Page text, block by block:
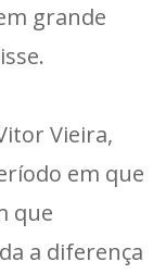
grande
Vieira,
em que
que
a diferença